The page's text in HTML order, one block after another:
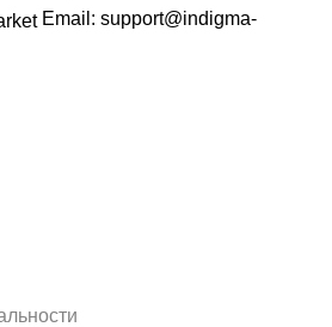
Email: support@indigma-